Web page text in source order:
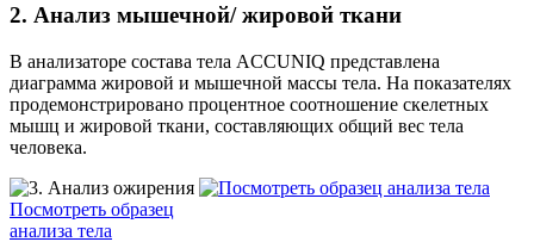
2. Анализ мышечной/ жировой ткани
В анализаторе состава тела ACCUNIQ представлена
диаграмма жировой и мышечной массы тела. На показателях
продемонстрировано процентное соотношение скелетных
мышц и жировой ткани, составляющих общий вес тела
человека.
Посмотреть образец
анализа тела